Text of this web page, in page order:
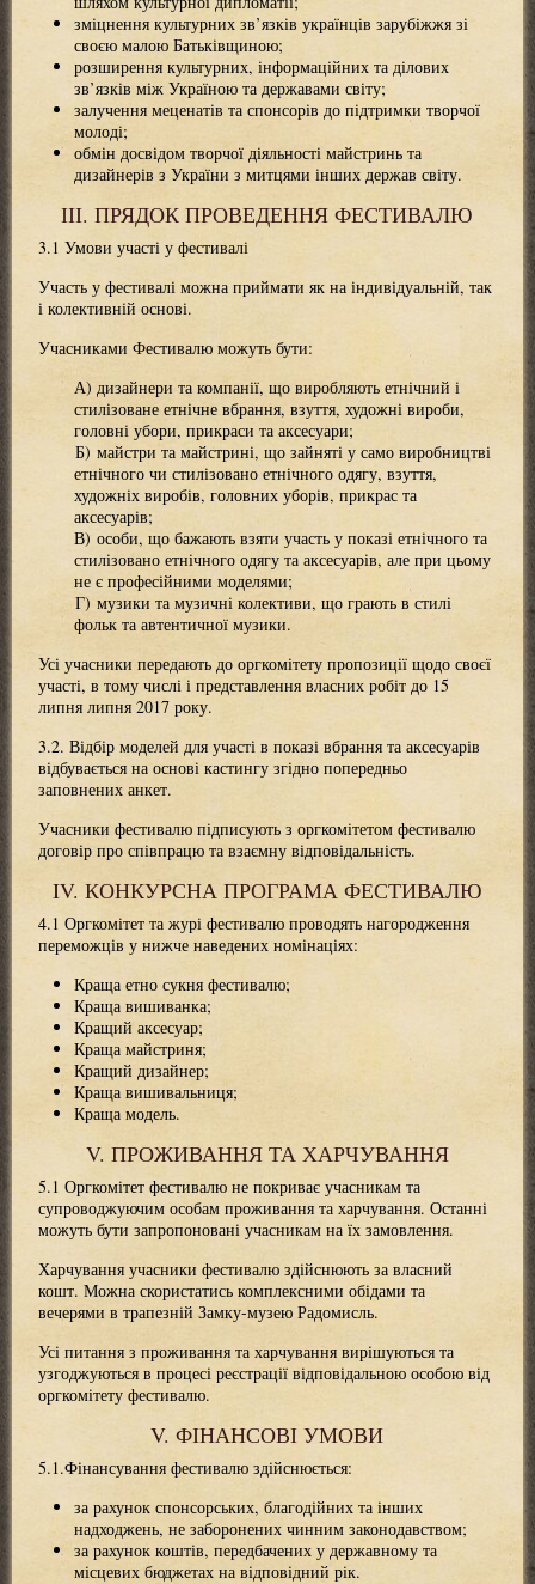
зміцнення культурних зв’язків українців зарубіжжя зі
своєю малою Батьківщиною;
розширення культурних, інформаційних та ділових
зв’язків між Україною та державами світу;
залучення меценатів та спонсорів до підтримки творчої
молоді;
обмін досвідом творчої діяльності майстринь та
дизайнерів з України з митцями інших держав світу.
ІІІ. ПРЯДОК ПРОВЕДЕННЯ ФЕСТИВАЛЮ
3.1 Умови участі у фестивалі
Участь у фестивалі можна приймати як на індивідуальній, так
і колективній основі.
Учасниками Фестивалю можуть бути:
дизайнери та компанії, що виробляють етнічний і
стилізоване етнічне вбрання, взуття, художні вироби,
головні убори, прикраси та аксесуари;
майстри та майстрині, що зайняті у само виробництві
етнічного чи стилізовано етнічного одягу, взуття,
художніх виробів, головних уборів, прикрас та
аксесуарів;
особи, що бажають взяти участь у показі етнічного та
стилізовано етнічного одягу та аксесуарів, але при цьому
не є професійними моделями;
музики та музичні колективи, що грають в стилі
фольк та автентичної музики.
Усі учасники передають до оргкомітету пропозиції щодо своєї
участі, в тому числі і представлення власних робіт до 15
липня липня 2017 року.
3.2. Відбір моделей для участі в показі вбрання та аксесуарів
відбувається на основі кастингу згідно попередньо
заповнених анкет.
Учасники фестивалю підписують з оргкомітетом фестивалю
договір про співпрацю та взаємну відповідальність.
IV. КОНКУРСНА ПРОГРАМА ФЕСТИВАЛЮ
4.1 Оргкомітет та журі фестивалю проводять нагородження
переможців у нижче наведених номінаціях:
Краща етно сукня фестивалю;
Краща вишиванка;
Кращий аксесуар;
Краща майстриня;
Кращий дизайнер;
Краща вишивальниця;
Краща модель.
V. ПРОЖИВАННЯ ТА ХАРЧУВАННЯ
5.1 Оргкомітет фестивалю не покриває учасникам та
супроводжуючим особам проживання та харчування. Останні
можуть бути запропоновані учасникам на їх замовлення.
Харчування учасники фестивалю здійснюють за власний
кошт. Можна скористатись комплексними обідами та
вечерями в трапезній Замку-музею Радомисль.
Усі питання з проживання та харчування вирішуються та
узгоджуються в процесі реєстрації відповідальною особою від
оргкомітету фестивалю.
V. ФІНАНСОВІ УМОВИ
5.1.Фінансування фестивалю здійснюється:
за рахунок спонсорських, благодійних та інших
надходжень, не заборонених чинним законодавством;
за рахунок коштів, передбачених у державному та
місцевих бюджетах на відповідний рік.